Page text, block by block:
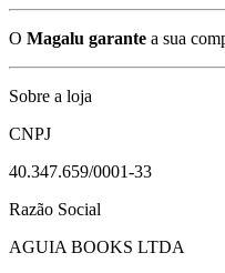
O Magalu garante a sua
Sobre a loja
CNPJ
40.347.659/0001-33
Razão Social
AGUIA BOOKS LTDA